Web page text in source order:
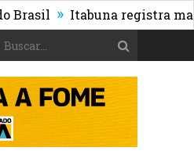
» Itabuna registra maior